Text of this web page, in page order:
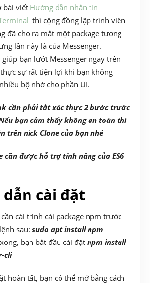
bài viết Hướng dẫn nhắn tin
thì cộng đồng lập trình viên
đã cho ra mắt một package tương
lần này là của Messenger.
giúp bạn lướt Messenger ngay trên
sự rất tiện lợi khi bạn không
bộ nhớ cho phần UI.
cần phải tắt xác thực 2 bước trước
bạn cảm thấy không an toàn thì
trên nick Clone của bạn nhé
cần được hỗ trợ tính năng của ES6
cài đặt
cài trình cài package npm trước
sau: sudo apt install npm
bạn bắt đầu cài đặt npm install -
cli
hoàn tất, bạn có thể mở bằng cách